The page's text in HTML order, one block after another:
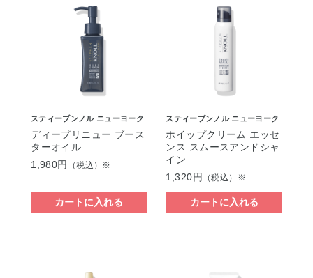
スティーブンノル ニューヨーク
ディープリニュー ブース
ターオイル
1,980円
（税込）※
カートに入れる
スティーブンノル ニューヨーク
ホイップクリーム エッセ
ンス スムースアンドシャ
イン
1,320円
（税込）※
カートに入れる